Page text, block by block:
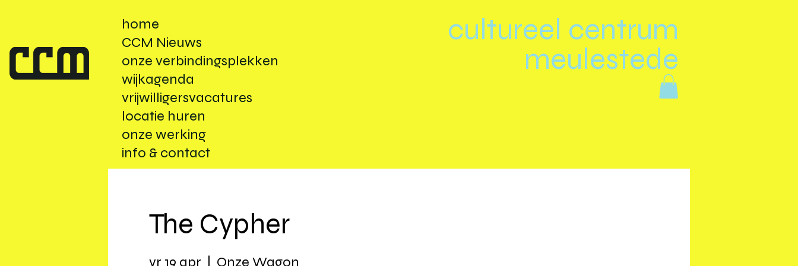
home
CCM Nieuws
onze verbindingsplekken
wijkagenda
vrijwilligersvacatures
locatie huren
onze werking
info & contact
cultureel centrum
meulestede
The Cypher
vr 19 apr Onze Wagon